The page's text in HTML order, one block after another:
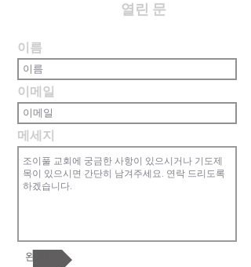
​열린 문
이름
이메일
메세지
완료!